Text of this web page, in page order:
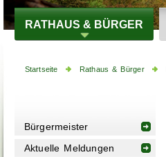
RATHAUS & BÜRGER
Startseite Rathaus & Bürger
Bürgermeister
Aktuelle Meldungen